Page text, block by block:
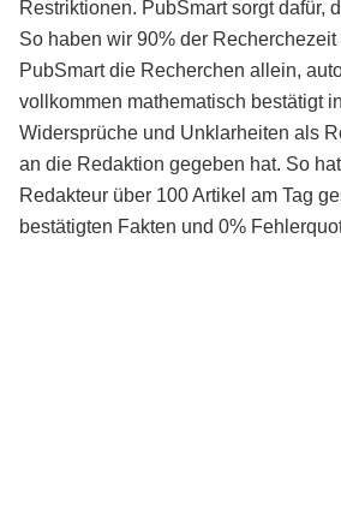
Restriktionen. PubSmart sorgt dafür,
So haben wir 90% der Recherchezeit
PubSmart die Recherchen allein,
vollkommen mathematisch bestätigt
Widersprüche und Unklarheiten als
an die Redaktion gegeben hat. So
Redakteur über 100 Artikel am Tag
bestätigten Fakten und 0%